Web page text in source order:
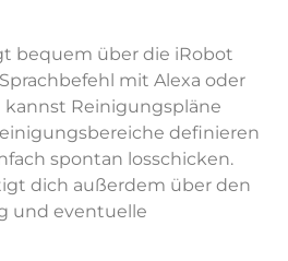
bequem über die iRobot
mit Alexa oder
kannst Reinigungspläne
definieren
spontan losschicken.
dich außerdem über den
und eventuelle